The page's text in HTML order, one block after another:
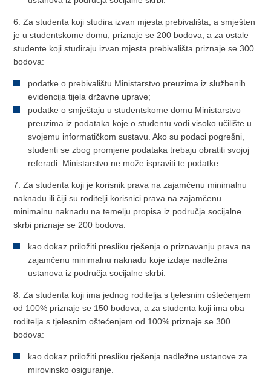
6. Za studenta koji studira izvan mjesta prebivališta, a smješten
je u studentskome domu, priznaje se 200 bodova, a za ostale
studente koji studiraju izvan mjesta prebivališta priznaje se 300
bodova:
podatke o prebivalištu Ministarstvo preuzima iz službenih
evidencija tijela državne uprave;
podatke o smještaju u studentskome domu Ministarstvo
preuzima iz podataka koje o studentu vodi visoko učilište u
svojemu informatičkom sustavu. Ako su podaci pogrešni,
studenti se zbog promjene podataka trebaju obratiti svojoj
referadi. Ministarstvo ne može ispraviti te podatke.
7. Za studenta koji je korisnik prava na zajamčenu minimalnu
naknadu ili čiji su roditelji korisnici prava na zajamčenu
minimalnu naknadu na temelju propisa iz područja socijalne
skrbi priznaje se 200 bodova:
kao dokaz priložiti presliku rješenja o priznavanju prava na
zajamčenu minimalnu naknadu koje izdaje nadležna
ustanova iz područja socijalne skrbi.
8. Za studenta koji ima jednog roditelja s tjelesnim oštećenjem
od 100% priznaje se 150 bodova, a za studenta koji ima oba
roditelja s tjelesnim oštećenjem od 100% priznaje se 300
bodova:
kao dokaz priložiti presliku rješenja nadležne ustanove za
mirovinsko osiguranje.